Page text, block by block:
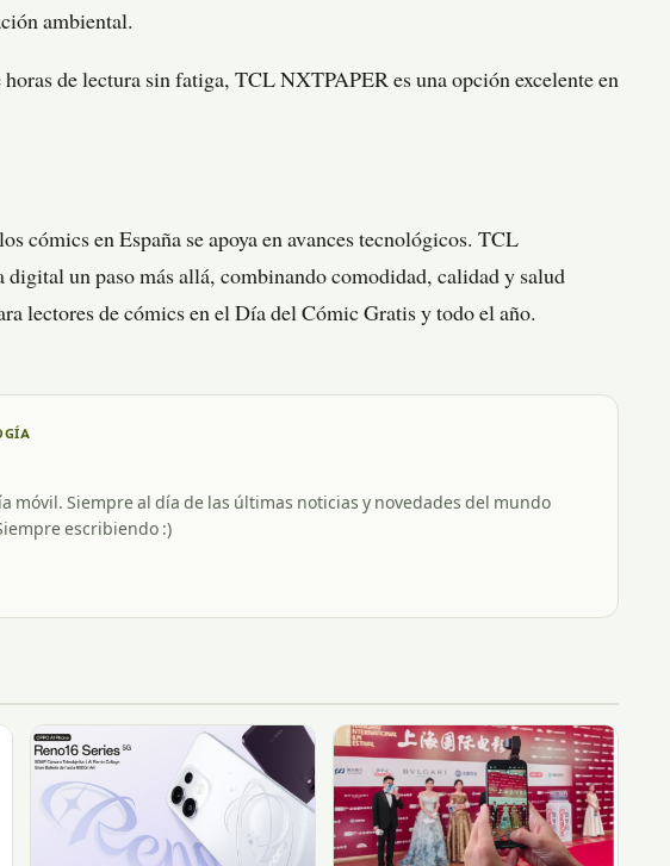
ambiental.
de lectura sin fatiga, TCL NXTPAPER es una opción excelente en
cómics en España se apoya en avances tecnológicos. TCL
un paso más allá, combinando comodidad, calidad y salud
lectores de cómics en el Día del Cómic Gratis y todo el año.
móvil. Siempre al día de las últimas noticias y novedades del mundo
escribiendo :)